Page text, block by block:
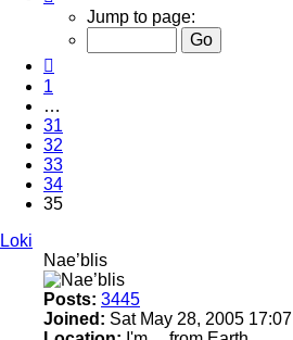
35
35
Jump to page:
1
…
31
32
33
34
35
Loki
Nae’blis
Posts: 3445
Joined: Sat May 28, 2005 17:07